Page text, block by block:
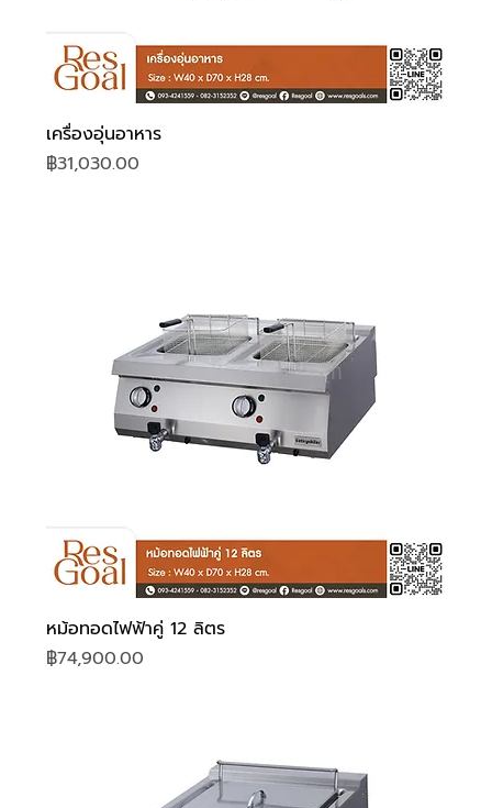
เครื่องอุ่นอาหาร
ราคา
฿31,030.00
หม้อทอดไฟฟ้าคู่ 12 ลิตร
ราคา
฿74,900.00